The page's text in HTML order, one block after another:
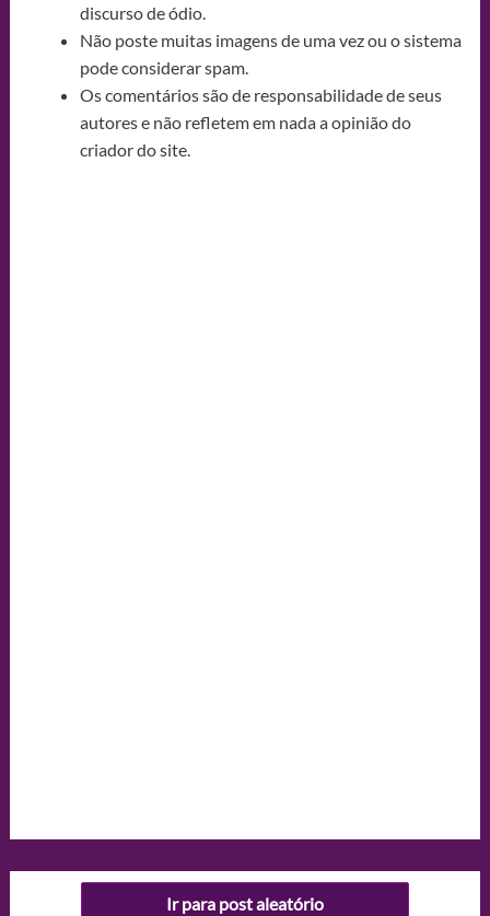
discurso de ódio.
Não poste muitas imagens de uma vez ou o sistema
pode considerar spam.
Os comentários são de responsabilidade de seus
autores e não refletem em nada a opinião do
criador do site.
Ir para post aleatório